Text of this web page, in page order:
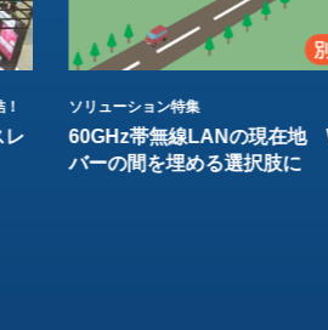
レ
ソリューション特集
60GHz帯無線LANの現在地
バーの間を埋める選択肢に